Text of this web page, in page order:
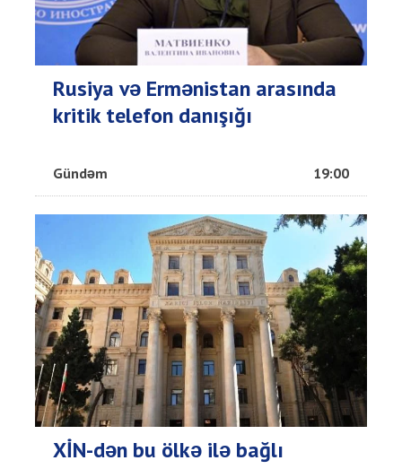
Rusiya və Ermənistan arasında
kritik telefon danışığı
Gündəm 19:00
XİN-dən bu ölkə ilə bağlı